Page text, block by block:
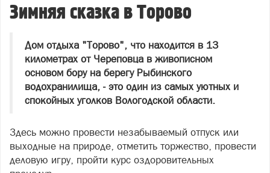
Зимняя сказка в Торово
Дом отдыха "Торово", что находится в 13
километрах от Череповца в живописном
основом бору на берегу Рыбинского
водохранилища, - это один из самых уютных и
спокойных уголков Вологодской области.
Здесь можно провести незабываемый отпуск или
выходные на природе, отметить торжество, провести
деловую игру, пройти курс оздоровительных